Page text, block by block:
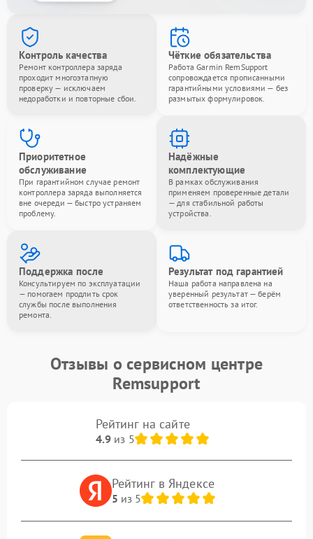
Контроль качества
Ремонт контроллера заряда
проходит многоэтапную
проверку — исключаем
недоработки и повторные сбои.
Чёткие обязательства
Работа Garmin RemSupport
сопровождается прописанными
гарантийными условиями — без
размытых формулировок.
Приоритетное
обслуживание
При гарантийном случае ремонт
контроллера заряда выполняется
вне очереди — быстро устраняем
проблему.
Надёжные
комплектующие
В рамках обслуживания
применяем проверенные детали
— для стабильной работы
устройства.
Поддержка после
Консультируем по эксплуатации
— помогаем продлить срок
службы после выполнения
ремонта.
Результат под гарантией
Наша работа направлена на
уверенный результат — берём
ответственность за итог.
Отзывы о сервисном центре
Remsupport
Рейтинг на сайте
4.9из 5
Рейтинг в Яндексе
5 из 5